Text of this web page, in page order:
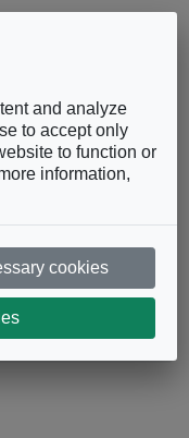
and analyze
to accept only
to function or
information,
cookies